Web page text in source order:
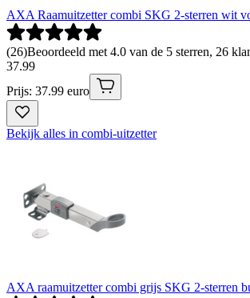
AXA Raamuitzetter combi SKG 2-sterren wit
(26)Beoordeeld met 4.0 van de 5 sterren, 26
37.99
Prijs: 37.99 euro
Bekijk alles in combi-uitzetter
AXA raamuitzetter combi grijs SKG 2-sterren